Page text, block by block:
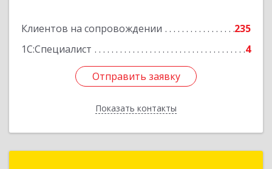
Клиентов на сопровождении
235
1С:Специалист
4
Отправить заявку
Показать контакты
Отправить заявку
Назад